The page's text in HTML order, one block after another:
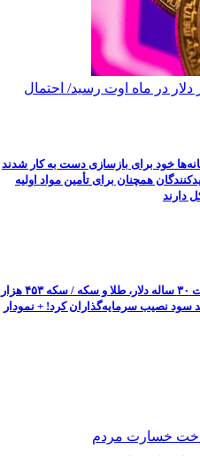
به سقف ۶۵.۳ هزار دلار در ماه اوت رسید/ احتمال
خود برای بازسازی دست به کار شدند
همچنان برای تأمین مواد اولیه
دارند
رقابت ۳۰ ساله دلار، طلا و سکه / سکه ۴۵۳ هزار
سود نصیب سرمایه‌گذاران کرد! + نمودار
خسارت مردم